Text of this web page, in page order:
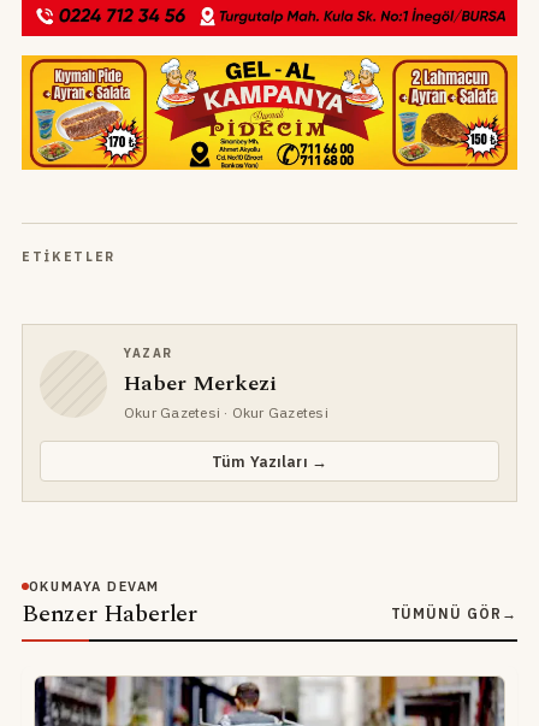
ETIKETLER
YAZAR
Haber Merkezi
Okur Gazetesi · Okur Gazetesi
Tüm Yazıları →
OKUMAYA DEVAM
Benzer Haberler TÜMÜNÜ GÖR →